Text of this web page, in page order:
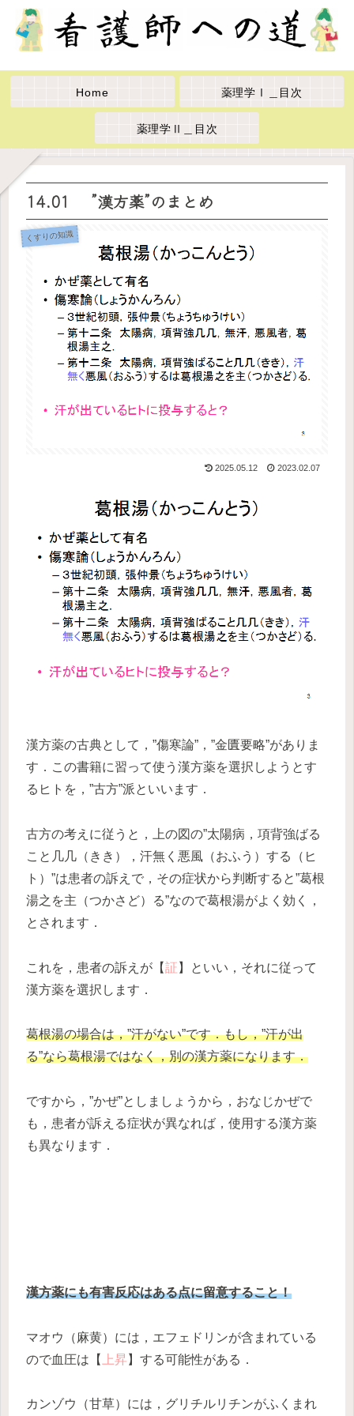
Home 薬理学Ⅰ＿目次
薬理学Ⅱ＿目次
14.01 ”漢方薬”のまとめ
くすりの知識
2025.05.12 2023.02.07
漢方薬の古典として，”傷寒論”，”金匱要略”がありま
す．この書籍に習って使う漢方薬を選択しようとす
るヒトを，”古方”派といいます．
古方の考えに従うと，上の図の”太陽病，項背強ばる
こと几几（きき），汗無く悪風（おふう）する（ヒ
ト）”は患者の訴えで，その症状から判断すると”葛根
湯之を主（つかさど）る”なので葛根湯がよく効く，
とされます．
これを，患者の訴えが【証 】といい，それに従って
漢方薬を選択します．
葛根湯の場合は，”汗がない”です．もし，”汗が出
る”なら葛根湯ではなく，別の漢方薬になります．
ですから，”かぜ”としましょうから，おなじかぜで
も，患者が訴える症状が異なれば，使用する漢方薬
も異なります．
漢方薬にも有害反応はある点に留意すること！
マオウ（麻黄）には，エフェドリンが含まれている
ので血圧は【
上昇 】する可能性がある．
カンゾウ（甘草）には，グリチルリチンがふくまれ